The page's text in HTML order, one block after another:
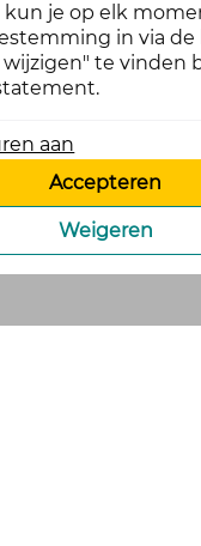
kun je op elk
in via de
te vinden
aan
Accepteren
Weigeren